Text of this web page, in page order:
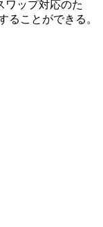
ワップ対応のた
ることができる。